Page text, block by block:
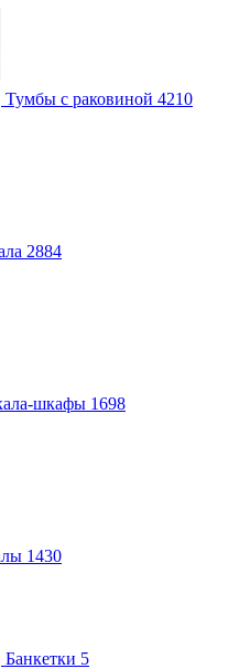
Тумбы с раковиной 4210
2884
шкафы 1698
1430
Банкетки 5